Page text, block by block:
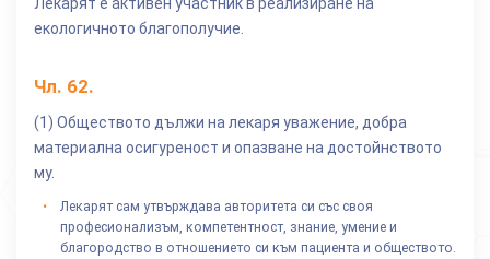
екологичното благополучие.
Чл. 62.
(1) Обществото дължи на лекаря уважение, добра
материална осигуреност и опазване на достойнството
му.
Лекарят сам утвърждава авторитета си със своя
професионализъм, компетентност, знание, умение и
благородство в отношението си към пациента и обществото.